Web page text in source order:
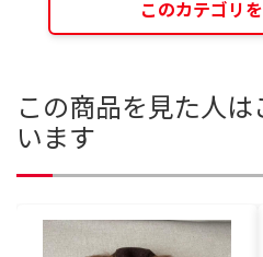
このカテゴリ
この商品を見た人
います